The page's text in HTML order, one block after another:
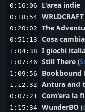
0:16:06 L'area indie
0:18:54 WRLDCRAFT
0:20:02 The
0:51:13 Cosa
1:04:38 I giochi
1:07:46 Still There (
1:09:56 Bookbound
1:12:32 Antura and
0:07:21 Com'era la
1:15:34 WunderBO (